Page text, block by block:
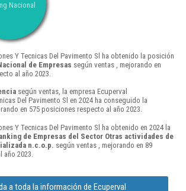
Nacional
Y Tecnicas Del Pavimento Sl ha obtenido la posición
de Empresas según ventas , mejorando en
al año 2023.
según ventas, la empresa Ecuperval
Del Pavimento Sl en 2024 ha conseguido la
en 575 posiciones respecto al año 2023.
Y Tecnicas Del Pavimento Sl ha obtenido en 2024 la
de Empresas del Sector Otras actividades de
n.c.o.p. según ventas , mejorando en 89
2023.
a toda la información de Ecuperval